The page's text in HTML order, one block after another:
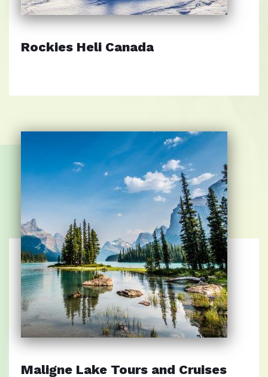
Rockies Heli Canada
Maligne Lake Tours and Cruises